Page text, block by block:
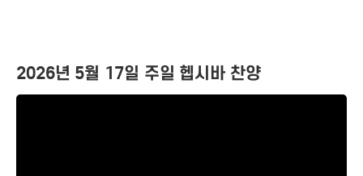
2026년 5월 17일 주일 헵시바 찬양